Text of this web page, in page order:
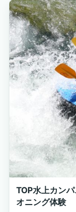
TOP水上カン
オニング体験